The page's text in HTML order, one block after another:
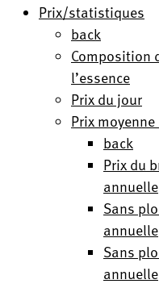
Prix/statistiques
back
Composition
l’essence
Prix du jour
Prix
back
Prix du
annuelle
Sans
annuelle
Sans
annuelle